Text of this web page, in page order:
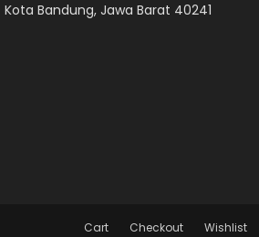
Kota Bandung, Jawa Barat 40241
Cart Checkout Wishlist